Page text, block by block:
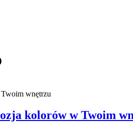
kolorów w Twoim